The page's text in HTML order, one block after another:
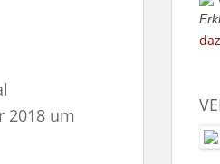
2018 um